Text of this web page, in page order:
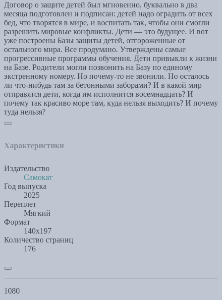
Договор о защите детей был мгновенно, буквально в два
месяца подготовлен и подписан: детей надо оградить от всех
бед, что творятся в мире, и воспитать так, чтобы они смогли
разрешить мировые конфликты. Дети — это будущее. И вот
уже построены Базы защиты детей, отгороженные от
остального мира. Все продумано. Утверждены самые
прогрессивные программы обучения. Дети привыкли к жизни
на Базе. Родители могли позвонить на Базу по единому
экстренному номеру. Но почему-то не звонили. Но осталось
ли что-нибудь там за бетонными заборами? И в какой мир
отправятся дети, когда им исполнится восемнадцать? И
почему так красиво море там, куда нельзя выходить? И почему
туда нельзя?
Характеристики
Издательство
Самокат
Год выпуска
2025
Переплет
Мягкий
Формат
140х197
Количество страниц
176
1080